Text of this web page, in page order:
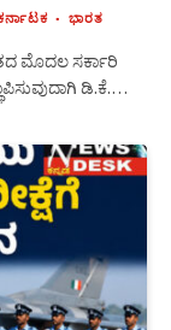
ಭಾರತ
ಮೊದಲ ಸರ್ಕಾರಿ
ಡಿ.ಕೆ.…